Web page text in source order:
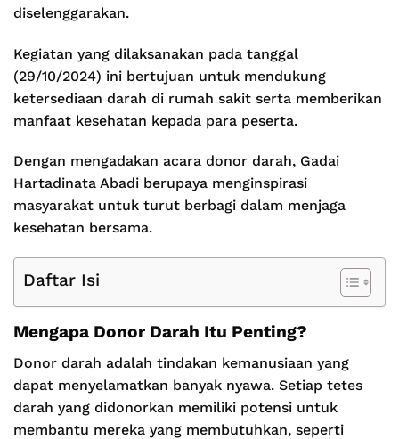
diselenggarakan.
Kegiatan yang dilaksanakan pada tanggal
(29/10/2024) ini bertujuan untuk mendukung
ketersediaan darah di rumah sakit serta memberikan
manfaat kesehatan kepada para peserta.
Dengan mengadakan acara donor darah, Gadai
Hartadinata Abadi berupaya menginspirasi
masyarakat untuk turut berbagi dalam menjaga
kesehatan bersama.
Daftar Isi
Mengapa Donor Darah Itu Penting?
Donor darah adalah tindakan kemanusiaan yang
dapat menyelamatkan banyak nyawa. Setiap tetes
darah yang didonorkan memiliki potensi untuk
membantu mereka yang membutuhkan, seperti